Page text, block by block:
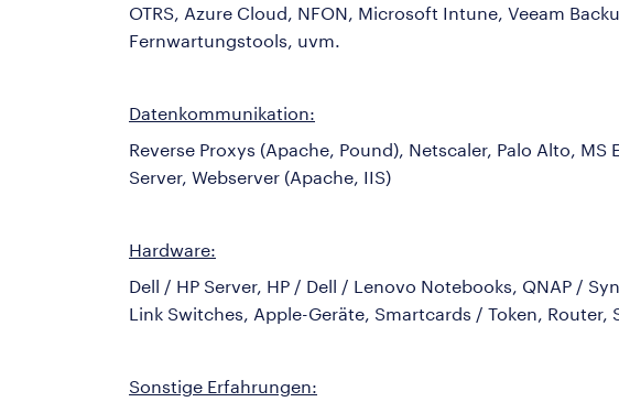
OTRS, Azure Cloud, NFON, Microsoft Intune, Veeam
Fernwartungstools, uvm.
Datenkommunikation:
Reverse Proxys (Apache, Pound), Netscaler, Palo Alto,
Server, Webserver (Apache, IIS)
Hardware:
Dell / HP Server, HP / Dell / Lenovo Notebooks, QNAP /
Link Switches, Apple-Geräte, Smartcards / Token, Router,
Sonstige Erfahrungen: